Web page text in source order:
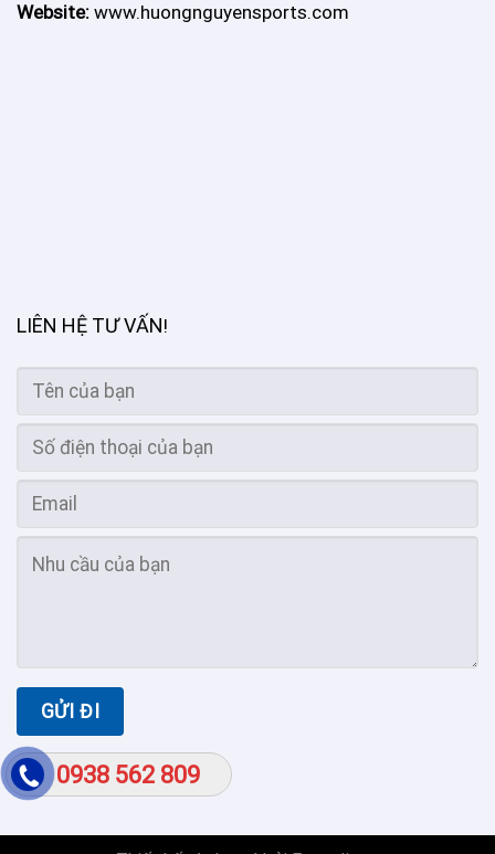
0938 562 809
Website: www.huongnguyensports.com
LIÊN HỆ TƯ VẤN!